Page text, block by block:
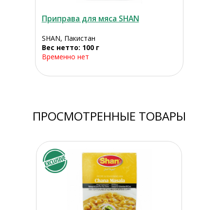
Приправа для мяса SHAN
SHAN, Пакистан
Вес нетто: 100 г
Временно нет
ПРОСМОТРЕННЫЕ ТОВАРЫ